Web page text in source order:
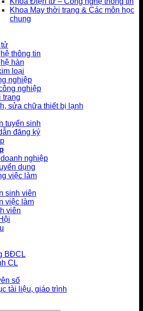
Khoa May thời trang & Các môn học
chung
tử
thông tin
hàn
loại
nghiệp
nghiệp
trang
sửa chữa thiết bị lạnh
tuyển sinh
đăng ký
nghiệp
dụng
việc làm
sinh viên
việc làm
viên
BĐCL
CL
số
tài liệu, giáo trình